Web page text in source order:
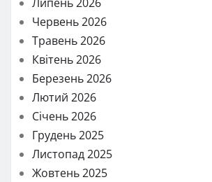
Червень 2026
Травень 2026
Квітень 2026
Березень 2026
Лютий 2026
Січень 2026
Грудень 2025
Листопад 2025
Жовтень 2025